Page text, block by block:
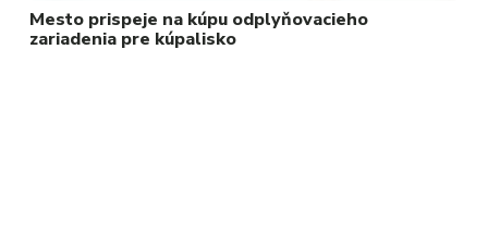
Mesto prispeje na kúpu odplyňovacieho
zariadenia pre kúpalisko